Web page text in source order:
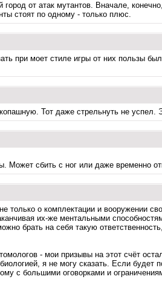
от атак мутантов. Вначале,
стоят по одному - только плюс.
при моет стиле игры от них пользы
Тот даже стрельнуть не
сбить с ног или даже временно
о комплектации и вооружении
их-же ментальными
брать на себя такую
- мои призывы на этот счёт
я не могу сказать. Если
с большими оговорками и